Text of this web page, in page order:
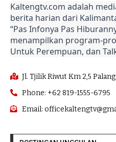
Kaltengtv.com adalah
berita harian dari
“Pas Infonya Pas
menampilkan program-
Untuk Perempuan, dan
Jl. Tjilik Riwut Km 2,5
Phone: +62 819-1555-6795
Email: